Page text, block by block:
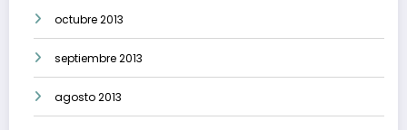
octubre 2013
septiembre 2013
agosto 2013